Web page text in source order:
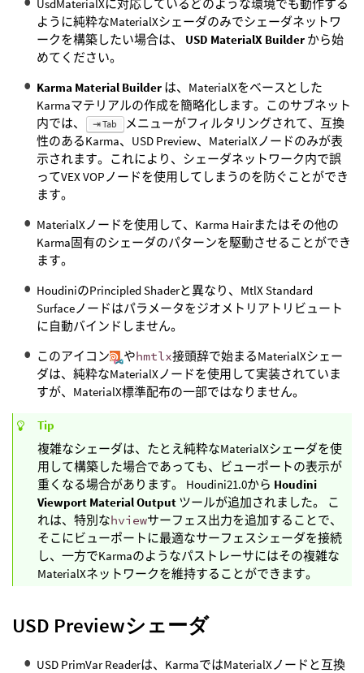
UsdMaterialXに対応しているどのような環境でも動作する
ように純粋なMaterialXシェーダのみでシェーダネットワ
ークを構築したい場合は、 USD MaterialX Builder から始
めてください。
Karma Material Builder は、MaterialXをベースとした
Karmaマテリアルの作成を簡略化します。このサブネット
内では、
⇥ Tab
メニューがフィルタリングされて、互換
性のあるKarma、USD Preview、MaterialXノードのみが表
示されます。これにより、シェーダネットワーク内で誤
ってVEX VOPノードを使用してしまうのを防ぐことができ
ます。
MaterialXノードを使用して、Karma Hairまたはその他の
Karma固有のシェーダのパターンを駆動させることができ
ます。
HoudiniのPrincipled Shaderと異なり、MtlX Standard
Surfaceノードはパラメータをジオメトリアトリビュート
に自動バインドしません。
このアイコン
やhmtlx接頭辞で始まるMaterialXシェー
ダは、純粋なMaterialXノードを使用して実装されていま
すが、MaterialX標準配布の一部ではなりません。
Tip
複雑なシェーダは、たとえ純粋なMaterialXシェーダを使
用して構築した場合であっても、ビューポートの表示が
重くなる場合があります。 Houdini21.0から Houdini
Viewport Material Output ツールが追加されました。 こ
れは、特別なhviewサーフェス出力を追加することで、
そこにビューポートに最適なサーフェスシェーダを接続
し、一方でKarmaのようなパストレーサにはその複雑な
MaterialXネットワークを維持することができます。
USD Previewシェーダ
USD PrimVar Readerは、KarmaではMaterialXノードと互換